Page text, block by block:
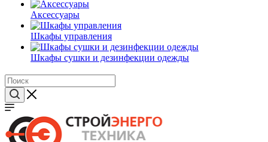
Аксессуары
Шкафы управления
Шкафы сушки и дезинфекции одежды